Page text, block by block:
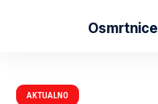
Osmrtnice
AKTUALNO